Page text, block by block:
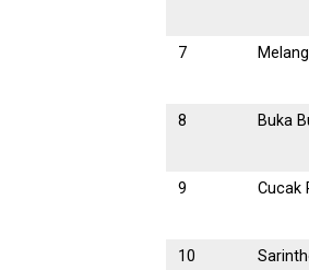
7
8 Buka
9 Cucak
10